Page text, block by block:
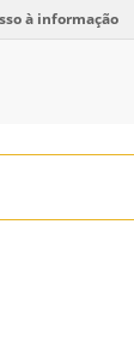
à informação